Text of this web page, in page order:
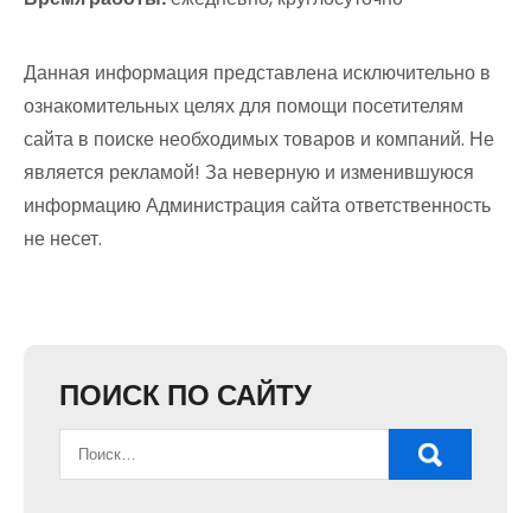
Данная информация представлена исключительно в
ознакомительных целях для помощи посетителям
сайта в поиске необходимых товаров и компаний. Не
является рекламой! За неверную и изменившуюся
информацию Администрация сайта ответственность
не несет.
ПОИСК ПО САЙТУ